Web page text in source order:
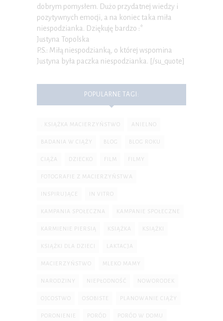
dobrym pomysłem. Dużo przydatnej wiedzy i
pozytywnych emocji, a na koniec taka miła
niespodzianka. Dziękuję bardzo :*
Justyna Topolska
P.S.: Miłą niespodzianką, o której wspomina
Justyna była paczka niespodzianka. [/su_quote]
POPULARNE TAGI:
. KSIĄŻKA MACIERZYŃSTWO ANIELNO
BADANIA W CIĄŻY BLOG BLOG ROKU
CIĄŻA DZIECKO FILM FILMY
FOTOGRAFIE Z MACIERZYŃSTWA
INSPIRUJĄCE IN VITRO
KAMPANIA SPOŁECZNA KAMPANIE SPOŁECZNE
KARMIENIE PIERSIĄ KSIĄŻKA KSIĄŻKI
KSIĄŻKI DLA DZIECI LAKTACJA
MACIERZYŃSTWO MLEKO MAMY
NARODZINY NIEPŁODNOŚĆ NOWORODEK
OJCOSTWO OSOBISTE PLANOWANIE CIĄŻY
PORONIENIE PORÓD PORÓD W DOMU